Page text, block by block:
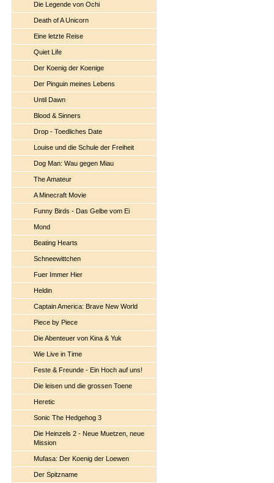
Die Legende von Ochi
Death of A Unicorn
Eine letzte Reise
Quiet Life
Der Koenig der Koenige
Der Pinguin meines Lebens
Until Dawn
Blood & Sinners
Drop - Toedliches Date
Louise und die Schule der Freiheit
Dog Man: Wau gegen Miau
The Amateur
A Minecraft Movie
Funny Birds - Das Gelbe vom Ei
Mond
Beating Hearts
Schneewittchen
Fuer Immer Hier
Heldin
Captain America: Brave New World
Piece by Piece
Die Abenteuer von Kina & Yuk
Wie Live in Time
Feste & Freunde - Ein Hoch auf uns!
Die leisen und die grossen Toene
Heretic
Sonic The Hedgehog 3
Die Heinzels 2 - Neue Muetzen, neue
Mission
Mufasa: Der Koenig der Loewen
Der Spitzname